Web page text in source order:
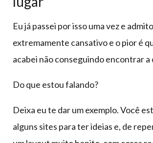
Eu já passei por isso uma vez e
extremamente cansativo e o pior é
acabei não conseguindo encontrar a
Do que estou falando?
Deixa eu te dar um exemplo. Você
alguns sites para ter ideias e, de